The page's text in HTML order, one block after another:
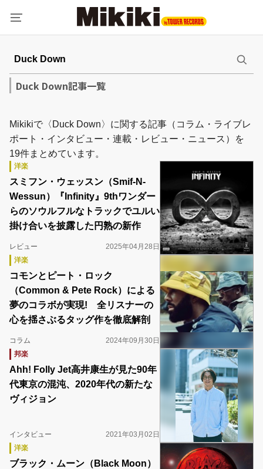
Duck Down記事一覧
Mikikiで〈Duck Down〉に関する記事（コラム・ライブレ
ポート・インタビュー・連載・レビュー・ニュース）を
19件まとめています。
洋楽
スミフン・ウェッスン（Smif-N-
Wessun）『Infinity』9thワンダー
らのソウルフルなトラックでユルい
掛け合いを披露した円熟の新作
レビュー
2025年04月28日
洋楽
コモンとピート・ロック
（Common & Pete Rock）による
夢のコラボが実現! 全リスナーの
心を揺さぶるタッグ作を徹底解剖
コラム
2024年09月30日
邦楽
Ahh! Folly Jet高井康生が見た90年
代東京の混沌、2020年代の新たな
ヴィジョン
インタビュー
2021年03月02日
洋楽
ブラック・ムーン（Black Moon）